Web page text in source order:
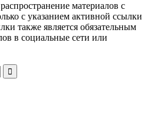
материалов с
с указанием активной ссылки
также является обязательным
в социальные сети или